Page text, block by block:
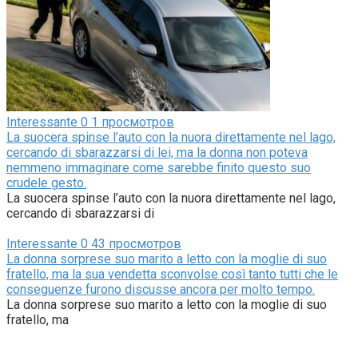
Interessante 0 1 просмотров
La suocera spinse l’auto con la nuora direttamente nel lago,
cercando di sbarazzarsi di lei, ma la donna non poteva
nemmeno immaginare come sarebbe finito questo suo
crudele gesto.
La suocera spinse l’auto con la nuora direttamente nel lago,
cercando di sbarazzarsi di
Interessante 0 43 просмотров
La donna sorprese suo marito a letto con la moglie di suo
fratello, ma la sua vendetta sconvolse così tanto tutti che le
conseguenze furono discusse ancora per molto tempo.
La donna sorprese suo marito a letto con la moglie di suo
fratello, ma